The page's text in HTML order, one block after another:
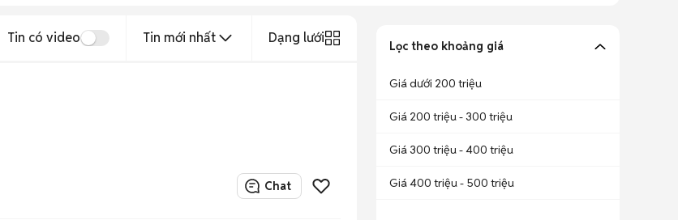
Tin có video Tin mới nhất Dạng lưới
Chat
Lọc theo khoảng giá
Giá dưới 200 triệu
Giá 200 triệu - 300 triệu
Giá 300 triệu - 400 triệu
Giá 400 triệu - 500 triệu